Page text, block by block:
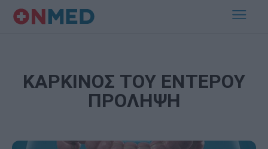
ΚΑΡΚΙΝΟΣ ΤΟΥ ΕΝΤΕΡΟΥ
ΠΡΟΛΗΨΗ